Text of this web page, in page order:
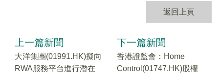
返回上頁
上一篇新聞
大洋集團(01991.HK)擬向
RWA服務平台進行潛在
下一篇新聞
香港證監會：Home
Control(01747.HK)股權